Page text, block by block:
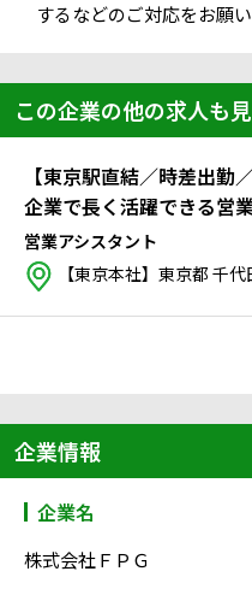
するなどのご対応をお願い
この企業の他の求人も
【東京駅直結／時差出勤
企業で長く活躍できる営
営業アシスタント
【東京本社】東京都 千
企業情報
企業名
株式会社ＦＰＧ